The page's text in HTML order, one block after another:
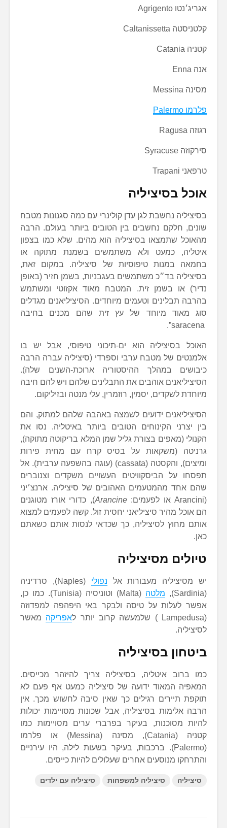
אגריג׳נטו Agrigento
קלטניסטה Caltanissetta
קטניה Catania
אנה Enna
מסינה Messina
פלרמו Palermo
רגוזה Ragusa
סירקוזה Syracuse
טרפאני Trapani
אוכל בסיציליה
בסיציליה נחשבת לגן עדן קולינרי עם כמה סגנונות מטבח
שונים, חלקם נחשבים בין הטובים ביותר בעולם. הרבה
מהאוכל שתמצאו בסיציליה הוא מהים. שלא כמו בצפון
איטליה, כמעט ולא משתמשים בשמנת מתוקה או
בחמאה במנות טיפוסיות של סיציליה. במקום זאת,
בסיציליה בד״כ משתמשים בעגבניות, בשמן חזיר (באופן
נדיר) או בשמן זית. המטבח מאוד אקזוטי ומשתמש
בהרבה תבלינים וטעמים מיוחדים. הסיציליאנים מגדלים
סוג מאוד מיוחד של עץ זית שהם מכנים בחיבה
האוכל בסיציליה הוא ים-תיכוני טיפוסי, אבל יש בו
אלמנטים של מטבח ערבי וספרדי (סיציליה עברה הרבה
כיבושים במהלך ההיסטוריה ארוכת-השנים שלה).
הסיציליאנים אוהבים את התבלינים שלהם ויש להם חיבה
מיוחדת לשקדים, יסמין, רוזמרין, עלי מנטה ובזיליקום.
הסיציליאנים ידועים לשמצה באהבה שלהם למתוק, והם
בין יצרני הקינוחים הטובים ביותר באיטליה. נסו את
הקנולי (מאפים בצורת גליל שמן המלא בריקוטה מתוקה),
גרניטה (משקאות על בסיס קרח עם מחית פירות
ומיצים), והקסטה (cassata) (עוגה בהשפעה ערבית). אל
תפסחו על הביסקוויטים העשויים משקדים וצנוברים
שהם אחד מהמטעמים האהובים של סיציליה. ארנצ׳יני
(Arancini או לפעמים:
Arancine), כדורי אורז מטוגנים
הם אוכל מהיר סיציליאני יחסית זול. קשה לפעמים למצוא
אותם מחוץ לסיציליה, כך שכדאי לנסות אותם כשאתם
כאן.
טיולים מסיציליה
יש מסיציליה מעבורות אל נפולי
(Naples), סרדיניה
(Sardinia),
מלטה
(Malta) וטוניסיה (Tunisia). כמו כן,
אפשר לעלות על טיסה ולבקר באי היפהפה למפדוזה
(Lampedusa ) שלמעשה קרוב יותר ל
אפריקה מאשר
לסיציליה.
ביטחון בסיציליה
כמו ברוב איטליה, בסיציליה צריך להיזהר מכייסים.
המאפיה המאוד ידועה של סיציליה כמעט אף פעם לא
תוקפת תיירים רגילים כך שאין סיבה לחשוש מכך. אין
הרבה אלימות בסיציליה, אבל שכונות מסויימות יכולות
להיות מסוכנות, בעיקר בפרברי ערים מסויימות כמו
קטניה (Catania), מסינה (Messina) או פלרמו
(Palermo). ברכבות, בעיקר בשעות לילה, היו עירניים
והתרחקו מנוסעים אחרים שעלולים להיות כייסים.
סיציליה סיציליה למשפחות סיציליה עם ילדים